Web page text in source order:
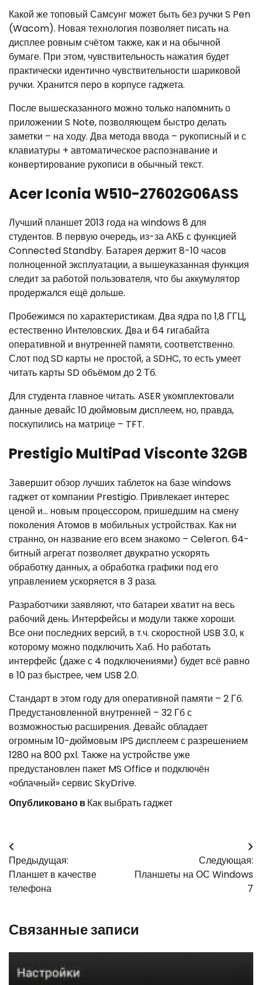
Какой же топовый Самсунг может быть без ручки S Pen
(Wacom). Новая технология позволяет писать на
дисплее ровным счётом также, как и на обычной
бумаге. При этом, чувствительность нажатия будет
практически идентично чувствительности шариковой
ручки. Хранится перо в корпусе гаджета.
После вышесказанного можно только напомнить о
приложении S Note, позволяющем быстро делать
заметки – на ходу. Два метода ввода – рукописный и с
клавиатуры + автоматическое распознавание и
конвертирование рукописи в обычный текст.
Acer Iconia W510-27602G06ASS
Лучший планшет 2013 года на windows 8 для
студентов. В первую очередь, из-за АКБ с функцией
Connected Standby. Батарея держит 8-10 часов
полноценной эксплуатации, а вышеуказанная функция
следит за работой пользователя, что бы аккумулятор
продержался ещё дольше.
Пробежимся по характеристикам. Два ядра по 1,8 ГГЦ,
естественно Интеловских. Два и 64 гигабайта
оперативной и внутренней памяти, соответственно.
Слот под SD карты не простой, а SDHC, то есть умеет
читать карты SD объёмом до 2 Тб.
Для студента главное читать. ASER укомплектовали
данные девайс 10 дюймовым дисплеем, но, правда,
поскупились на матрице – TFT.
Prestigio MultiPad Visconte 32GB
Завершит обзор лучших таблеток на базе windows
гаджет от компании Prestigio. Привлекает интерес
ценой и… новым процессором, пришедшим на смену
поколения Атомов в мобильных устройствах. Как ни
странно, он название его всем знакомо – Celeron. 64-
битный агрегат позволяет двукратно ускорять
обработку данных, а обработка графики под его
управлением ускоряется в 3 раза.
Разработчики заявляют, что батареи хватит на весь
рабочий день. Интерфейсы и модули также хороши.
Все они последних версий, в т.ч. скоростной USB 3.0, к
которому можно подключить Хаб. Но работать
интерфейс (даже с 4 подключениями) будет всё равно
в 10 раз быстрее, чем USB 2.0.
Стандарт в этом году для оперативной памяти – 2 Гб.
Предустановленной внутренней – 32 Гб с
возможностью расширения. Девайс обладает
огромным 10-дюймовым IPS дисплеем с разрешением
1280 на 800 pxl. Также на устройстве уже
предустановлен пакет MS Office и подключён
«облачный» сервис SkyDrive.
Опубликовано вКак выбрать гаджет
Навигация
по
записям
Предыдущая:
Планшет в качестве
телефона
Следующая:
Планшеты на ОС Windows
7
Связанные записи